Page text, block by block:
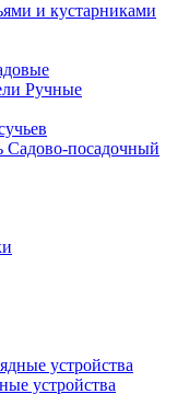
и кустарниками
Ручные
Садово-посадочный
устройства